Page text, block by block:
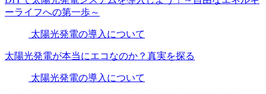
ーライフへの第一歩～
太陽光発電の導入について
太陽光発電が本当にエコなのか？真実を探る
太陽光発電の導入について